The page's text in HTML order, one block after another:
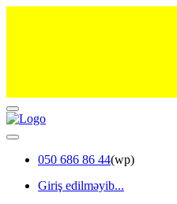
050 686 86 44(wp)
Giriş edilməyib...